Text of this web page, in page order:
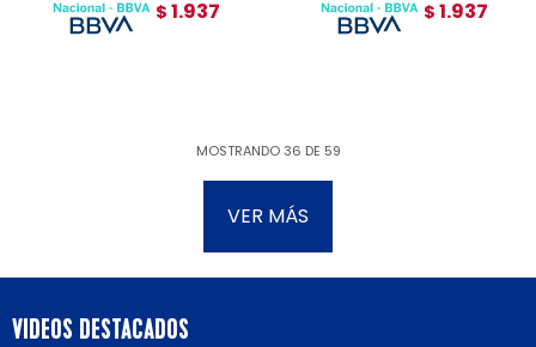
$ 1.937 $ 1.937
MOSTRANDO36 DE 59
VER MÁS
VIDEOS DESTACADOS